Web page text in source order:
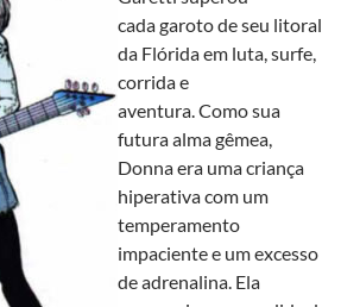
cada garoto de seu litoral
da Flórida em luta, surfe,
corrida e
aventura. Como sua
futura alma gêmea,
Donna era uma criança
hiperativa com um
temperamento
impaciente e um excesso
de adrenalina. Ela